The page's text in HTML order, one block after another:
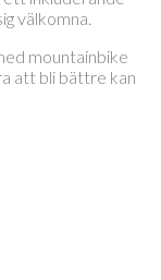
välkomna.
mountainbike
att bli bättre kan